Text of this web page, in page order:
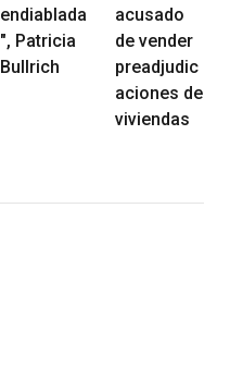
endiablada
", Patricia
Bullrich
acusado
de vender
preadjudic
aciones de
viviendas